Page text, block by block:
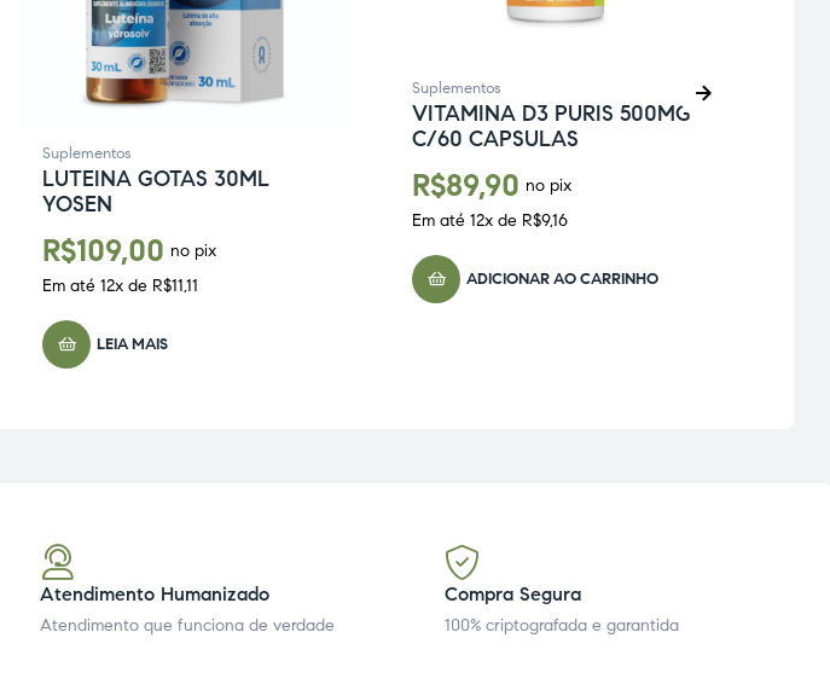
Suplementos
LUTEINA GOTAS 30ML
YOSEN
R$109,00 no pix
Em até 12x de R$11,11
LEIA MAIS
Suplementos
VITAMINA D3 PURIS 500MG
C/60 CAPSULAS
R$89,90 no pix
Em até 12x de R$9,16
ADICIONAR AO CARRINHO
Atendimento Humanizado
Atendimento que funciona de verdade
Compra Segura
100% criptografada e garantida